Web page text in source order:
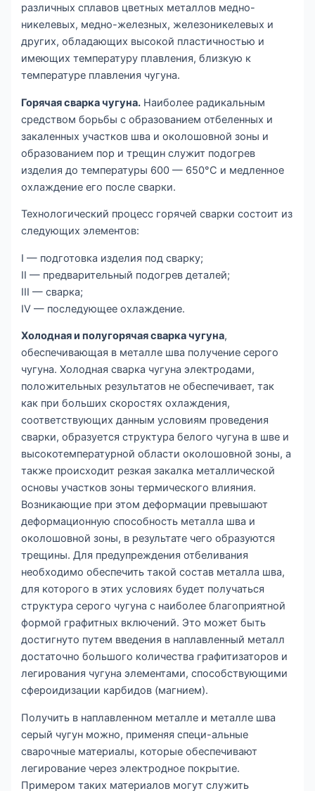
различных сплавов цветных металлов медно-
никелевых, медно-железных, железоникелевых и
других, обладающих высокой пластичностью и
имеющих температуру плавления, близкую к
температуре плавления чугуна.
Горячая сварка чугуна. Наиболее радикальным
средством борьбы с образованием отбеленных и
закаленных участков шва и околошовной зоны и
образованием пор и трещин служит подогрев
изделия до температуры 600 — 650°С и медленное
охлаждение его после сварки.
Технологический процесс горячей сварки состоит из
следующих элементов:
I — подготовка изделия под сварку;
II — предварительный подогрев деталей;
III — сварка;
IV — последующее охлаждение.
Холодная и полугорячая сварка чугуна,
обеспечивающая в металле шва получение серого
чугуна. Холодная сварка чугуна электродами,
положительных результатов не обеспечивает, так
как при больших скоростях охлаждения,
соответствующих данным условиям проведения
сварки, образуется структура белого чугуна в шве и
высокотемпературной области околошовной зоны, а
также происходит резкая закалка металлической
основы участков зоны термического влияния.
Возникающие при этом деформации превышают
деформационную способность металла шва и
околошовной зоны, в результате чего образуются
трещины. Для предупреждения отбеливания
необходимо обеспечить такой состав металла шва,
для которого в этих условиях будет получаться
структура серого чугуна с наиболее благоприятной
формой графитных включений. Это может быть
достигнуто путем введения в наплавленный металл
достаточно большого количества графитизаторов и
легирования чугуна элементами, способствующими
сфероидизации карбидов (магнием).
Получить в наплавленном металле и металле шва
серый чугун можно, применяя специ-альные
сварочные материалы, которые обеспечивают
легирование через электродное покрытие.
Примером таких материалов могут служить